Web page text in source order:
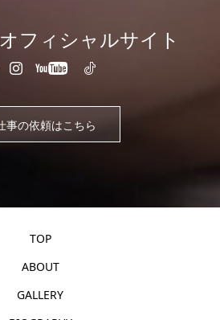
フィシャルサイト
事の依頼はこちら
TOP
ABOUT
GALLERY